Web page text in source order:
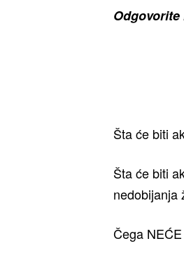
Šta će biti
Šta će biti
nedobijanja
Čega